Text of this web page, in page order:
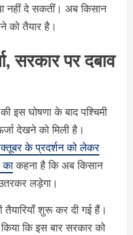
दे सकतीं। अब किसान
को तैयार है।
सरकार पर दबाव
इस घोषणा के बाद पश्चिमी
देखने को मिली है।
के प्रदर्शन को लेकर
कहना है कि अब किसान
लड़ेगा।
तैयारियाँ शुरू कर दी गई हैं।
किया कि इस बार सरकार को